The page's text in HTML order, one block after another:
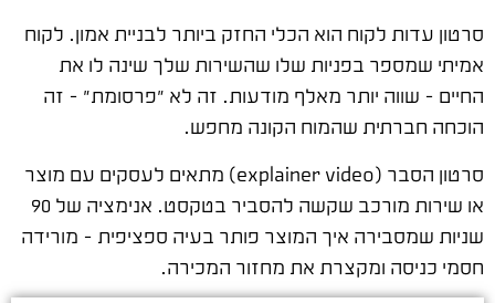
סרטון עדות לקוח הוא הכלי החזק ביותר לבניית אמון. לקוח
אמיתי שמספר בפניות שלו שהשירות שלך שינה לו את
החיים – שווה יותר מאלף מודעות. זה לא "פרסומת" – זה
הוכחה חברתית שהמוח הקונה מחפש.
סרטון הסבר (explainer video) מתאים לעסקים עם מוצר
או שירות מורכב שקשה להסביר בטקסט. אנימציה של 90
שניות שמסבירה איך המוצר פותר בעיה ספציפית – מורידה
חסמי כניסה ומקצרת את מחזור המכירה.